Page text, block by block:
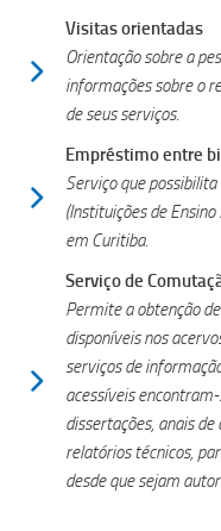
Visitas orientadas
Orientação sobre a
informações sobre o
de seus serviços.
Empréstimo entre
Serviço que
(Instituições de
em Curitiba.
Serviço de
Permite a obtenção
disponíveis nos
serviços de
acessíveis
dissertações, anais
relatórios técnicos,
desde que sejam